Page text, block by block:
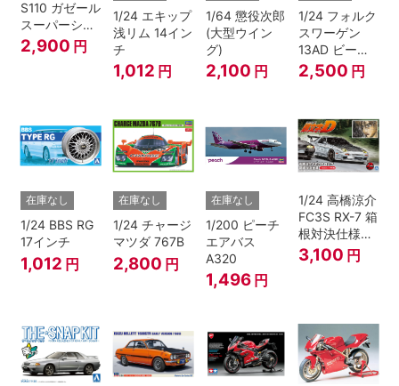
S110 ガゼール
スーパーシル
エット '81
2,900 円
1/24 エキップ
浅リム 14イン
チ
1,012 円
1/64 懲役次郎
(大型ウイン
グ)
2,100 円
1/24 フォルク
スワーゲン
13AD ビート
ル 1303S '73
2,500 円
在庫なし
1/24 BBS RG
17インチ
1,012 円
在庫なし
1/24 チャージ
マツダ 767B
2,800 円
在庫なし
1/200 ピーチ
エアバス
A320
1,496 円
1/24 高橋涼介
FC3S RX-7 箱
根対決仕様
『頭文字D』
3,100 円